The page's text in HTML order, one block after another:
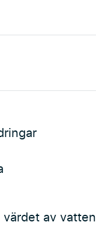
av vatten